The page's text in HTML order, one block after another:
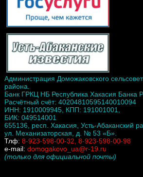
Администрация Доможаковского
района.
Банк ГРКЦ НБ Республика Хакасия Банка
Расчётный счёт: 40204810595140010094
ИНН: 1910009945, КПП: 191001001,
БИК: 049514001
655136, респ. Хакасия, Усть-Абаканский
ул. Механизаторская, д. № 53 «Б».
Тлф: 8-923-598-00-32, 8-923-598-00-98
e-mail: domogakovo_ua@r-19.ru
(только для официальной почты)